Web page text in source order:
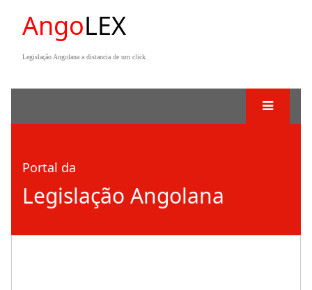
AngoLEX
Legislação Angolana a distancia de um click
Portal da
Legislação Angolana